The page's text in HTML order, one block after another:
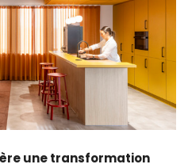
une transformation